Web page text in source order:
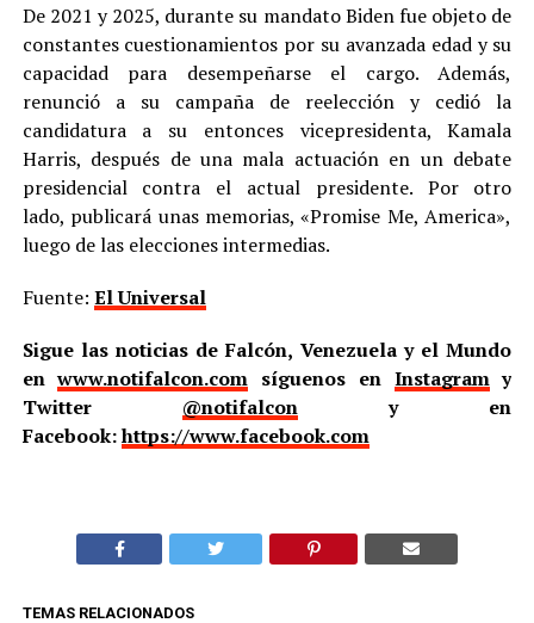
De 2021 y 2025, durante su mandato Biden fue objeto de
constantes cuestionamientos por su avanzada edad y su
capacidad para desempeñarse el cargo. Además,
renunció a su campaña de reelección y cedió la
candidatura a su entonces vicepresidenta, Kamala
Harris, después de una mala actuación en un debate
presidencial contra el actual presidente. Por otro
lado, publicará unas memorias, «Promise Me, America»,
luego de las elecciones intermedias.
Fuente: El Universal
Sigue las noticias de Falcón, Venezuela y el Mundo
enwww.notifalcon.com síguenos en Instagramy
Twitter @notifalcony en
Facebook:https://www.facebook.com
TEMAS RELACIONADOS